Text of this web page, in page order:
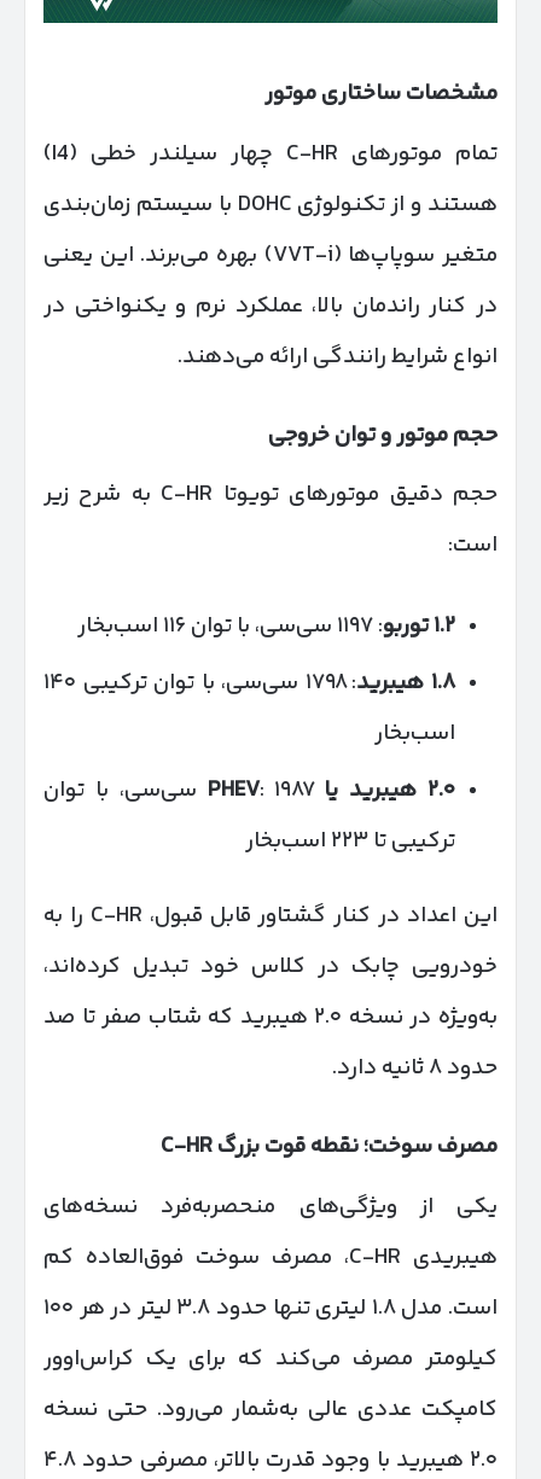
مشخصات ساختاری موتور
تمام موتورهای C-HR چهار سیلندر خطی (I4)
هستند و از تکنولوژی DOHC با سیستم زمان‌بندی
متغیر سوپاپ‌ها (VVT-i) بهره می‌برند. این یعنی
در کنار راندمان بالا، عملکرد نرم و یکنواختی در
انواع شرایط رانندگی ارائه می‌دهند.
حجم موتور و توان خروجی
حجم دقیق موتورهای تویوتا C-HR به شرح زیر
است:
۱.۲توربو: ۱۱۹۷ سی‌سی، با توان ۱۱۶ اسب‌بخار
۱.۸ هیبرید
: ۱۷۹۸ سی‌سی، با توان ترکیبی ۱۴۰
اسب‌بخار
۲.۰ هیبرید یا PHEV
: ۱۹۸۷ سی‌سی، با توان
ترکیبی تا ۲۲۳ اسب‌بخار
این اعداد در کنار گشتاور قابل قبول، C-HR را به
خودرویی چابک در کلاس خود تبدیل کرده‌اند،
به‌ویژه در نسخه ۲.۰ هیبرید که شتاب صفر تا صد
حدود ۸ ثانیه دارد.
مصرف سوخت؛ نقطه قوت بزرگ
یکی از ویژگی‌های منحصربه‌فرد نسخه‌های
هیبریدی C-HR، مصرف سوخت فوق‌العاده کم
است. مدل ۱.۸ لیتری تنها حدود ۳.۸ لیتر در هر ۱۰۰
کیلومتر مصرف می‌کند که برای یک کراس‌اوور
کامپکت عددی عالی به‌شمار می‌رود. حتی نسخه
۲.۰ هیبرید با وجود قدرت بالاتر، مصرفی حدود ۴.۸